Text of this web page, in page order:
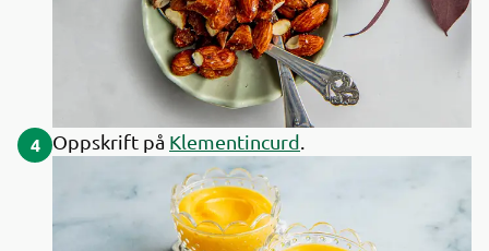
4 Oppskrift på Klementincurd